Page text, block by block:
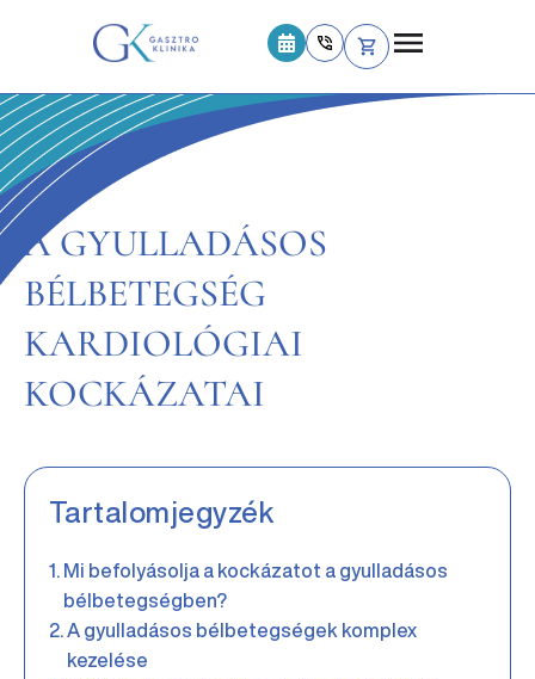
A GYULLADÁSOS
BÉLBETEGSÉG
KARDIOLÓGIAI
KOCKÁZATAI
Tartalomjegyzék
Mi befolyásolja a kockázatot a gyulladásos
bélbetegségben?
A gyulladásos bélbetegségek komplex
kezelése